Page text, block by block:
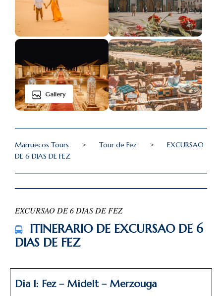
Gallery
Marruecos Tours > Tour de Fez >
EXCURSAO
DE 6 DIAS DE FEZ
EXCURSAO DE 6 DIAS DE FEZ
ITINERARIO DE EXCURSAO DE 6
DIAS DE FEZ
Dia 1: Fez – Midelt – Merzouga